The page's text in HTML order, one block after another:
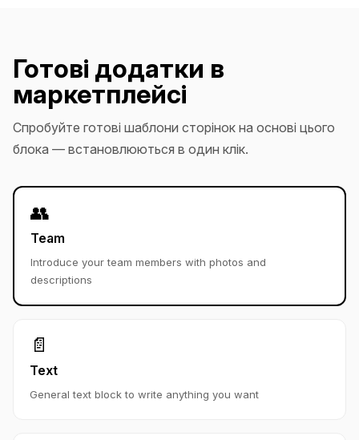
Готові додатки в
маркетплейсі
Спробуйте готові шаблони сторінок на основі цього
блока — встановлюються в один клік.
👥
Team
Introduce your team members with photos and
descriptions
📄
Text
General text block to write anything you want